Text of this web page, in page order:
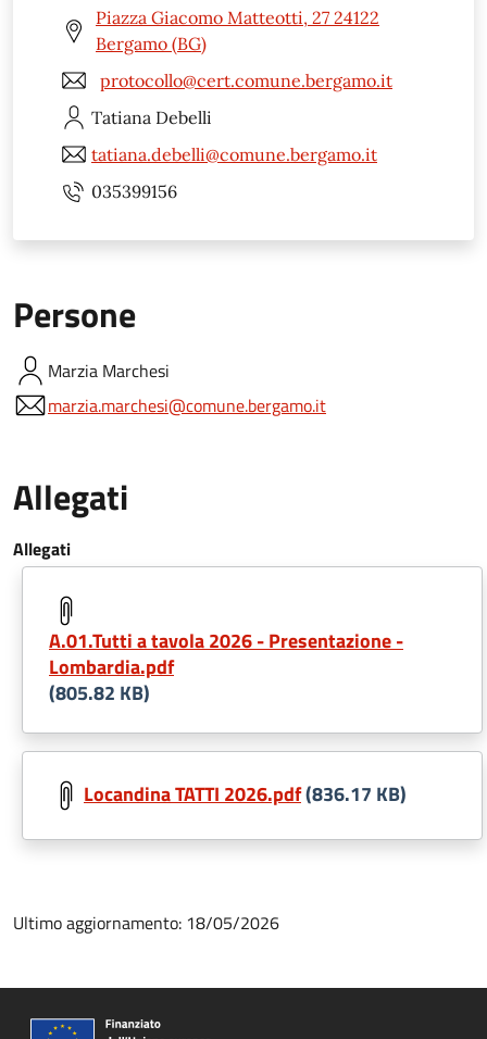
Piazza Giacomo Matteotti, 27 24122
Bergamo (BG)
protocollo@cert.comune.bergamo.it
Tatiana Debelli
tatiana.debelli@comune.bergamo.it
035399156
Persone
Marzia Marchesi
marzia.marchesi@comune.bergamo.it
Allegati
Allegati
A.01.Tutti a tavola 2026 - Presentazione -
Lombardia.pdf
(805.82 KB)
Locandina TATTI 2026.pdf(836.17 KB)
Ultimo aggiornamento: 18/05/2026